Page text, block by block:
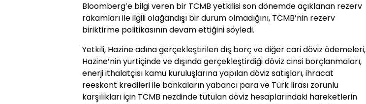
Bloomberg’e bilgi veren bir TCMB yetkilisi son dönemde açıklanan rezerv
rakamları ile ilgili olağandışı bir durum olmadığını, TCMB’nin rezerv
biriktirme politikasının devam ettiğini söyledi.
Yetkili, Hazine adına gerçekleştirilen dış borç ve diğer cari döviz ödemeleri,
Hazine’nin yurtiçinde ve dışında gerçekleştirdiği döviz cinsi borçlanmaları,
enerji ithalatçısı kamu kuruluşlarına yapılan döviz satışları, ihracat
reeskont kredileri ile bankaların yabancı para ve Türk lirası zorunlu
karşılıkları için TCMB nezdinde tutulan döviz hesaplarındaki hareketlerin